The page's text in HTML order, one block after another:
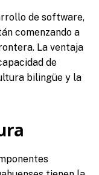
de software,
comenzando a
La ventaja
de
bilingüe y la